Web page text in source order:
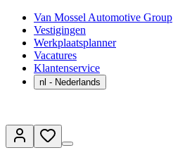
Van Mossel Automotive Group
Vestigingen
Werkplaatsplanner
Vacatures
Klantenservice
nl - Nederlands